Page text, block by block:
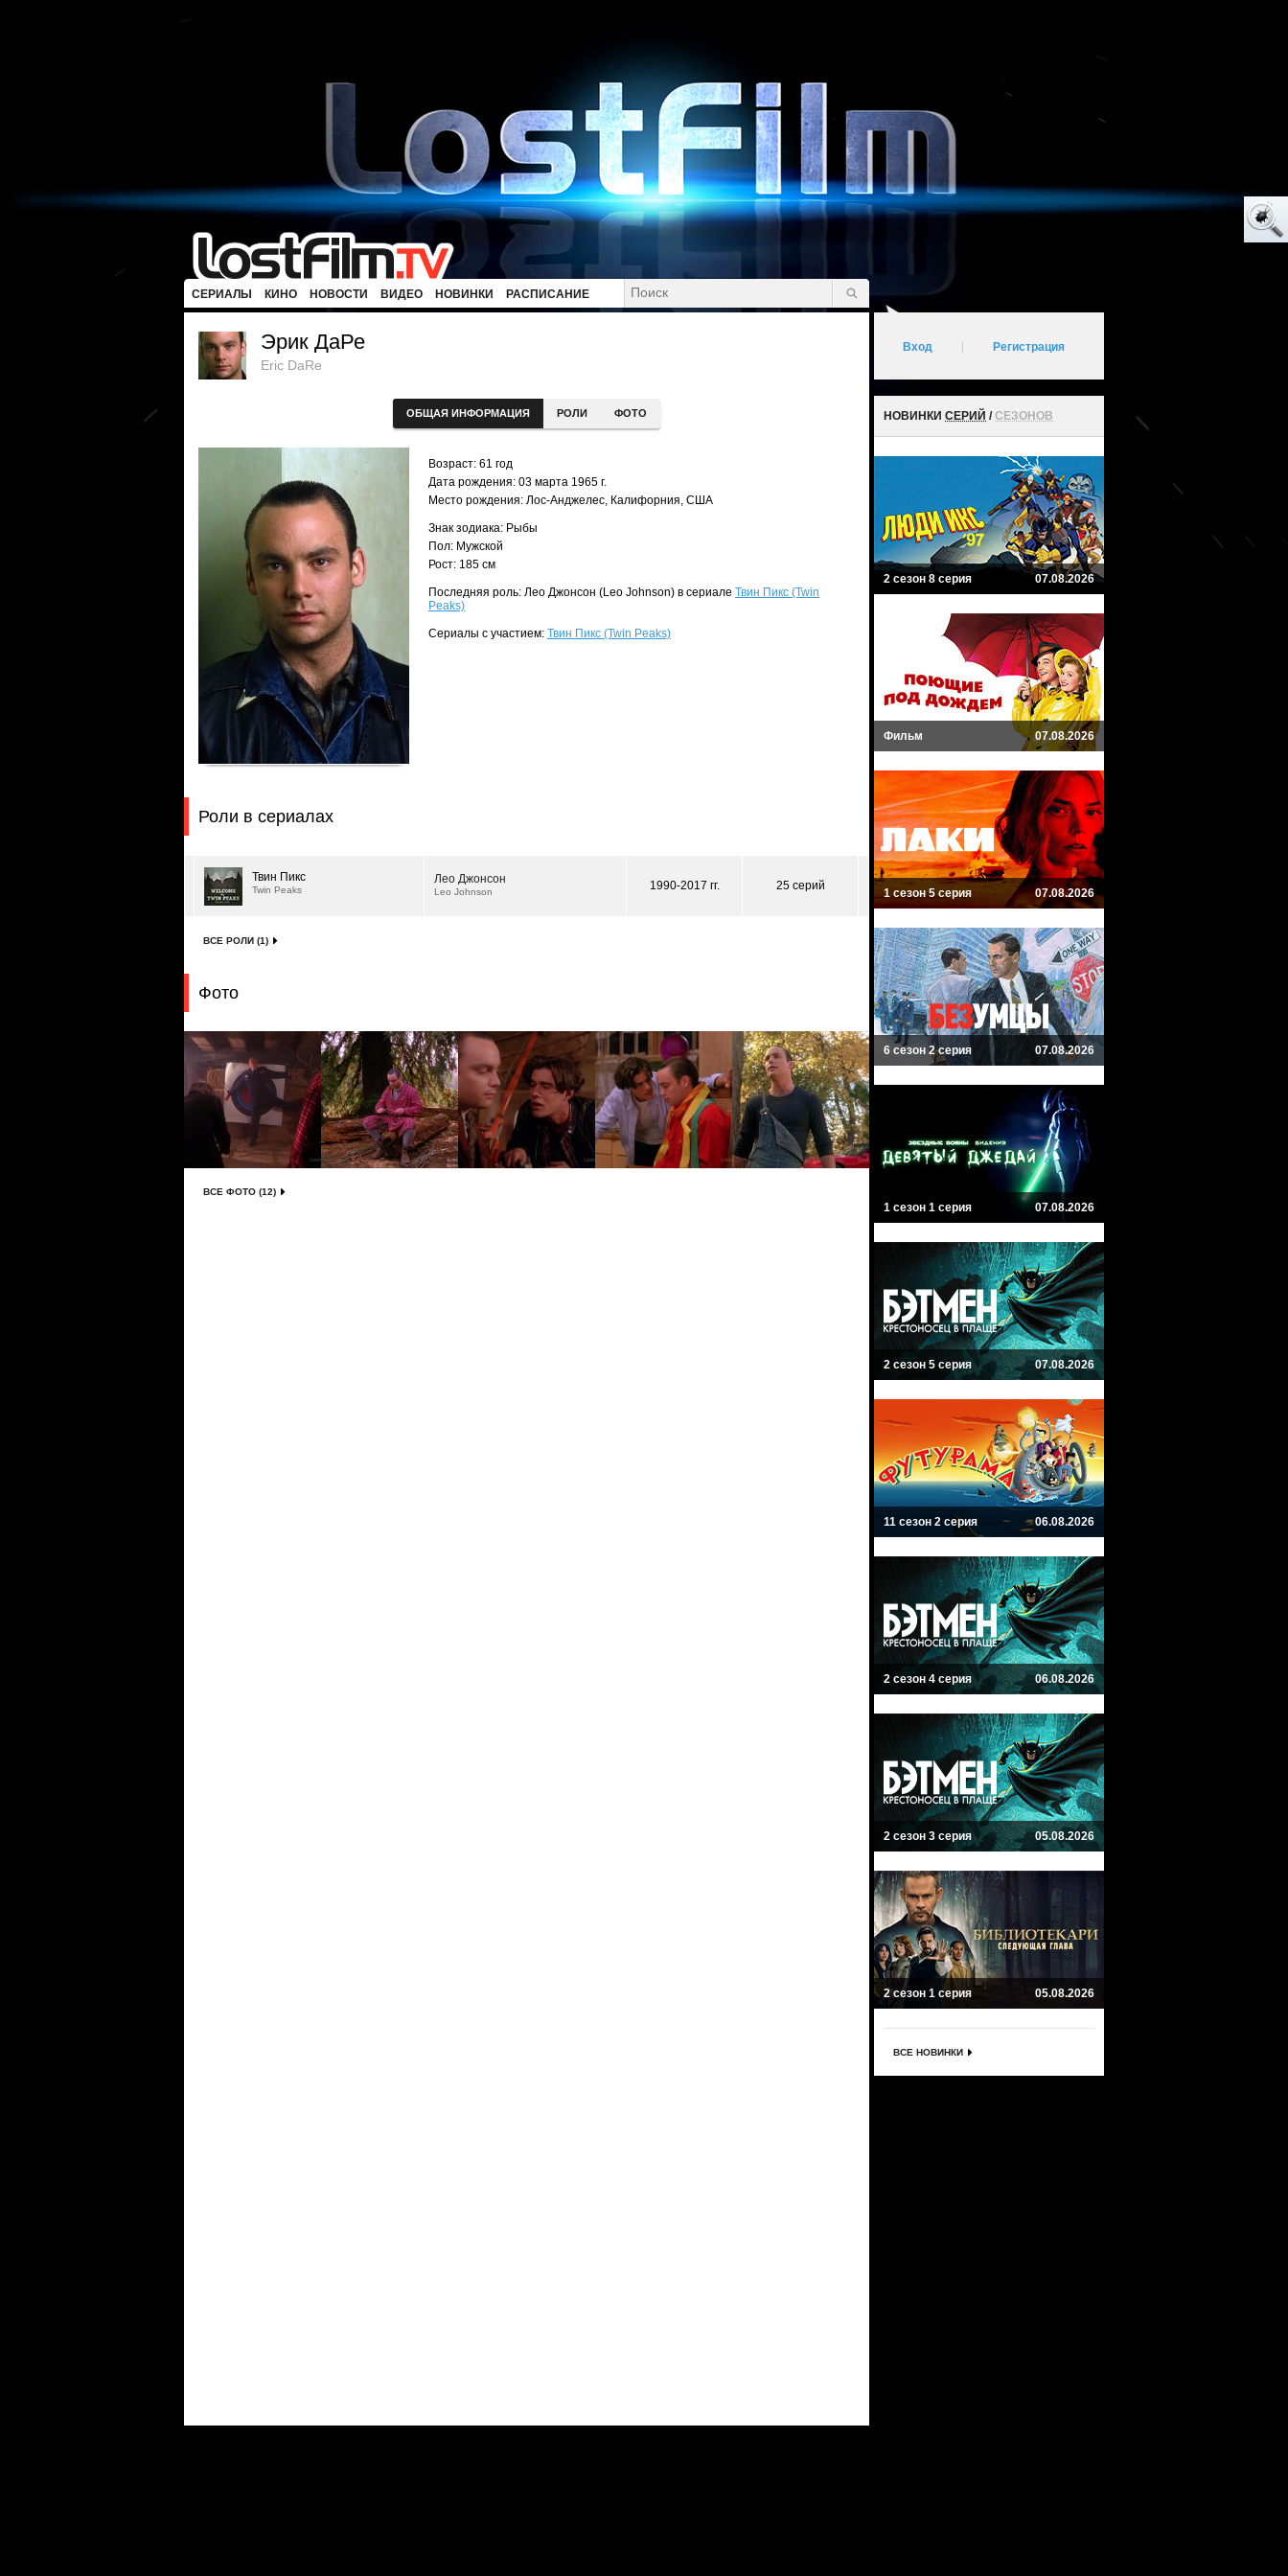
СЕРИАЛЫ КИНО НОВОСТИ ВИДЕО НОВИНКИ РАСПИСАНИЕ
Эрик ДаРе
Eric DaRe
ОБЩАЯ ИНФОРМАЦИЯ РОЛИ ФОТО
Возраст: 61 год
Дата рождения: 03 марта 1965 г.
Место рождения: Лос-Анджелес, Калифорния, США
Знак зодиака: Рыбы
Пол: Мужской
Рост: 185 см
Последняя роль: Лео Джонсон (Leo Johnson) в сериале Твин Пикс (Twin
Peaks)
Сериалы с участием: Твин Пикс (Twin Peaks)
Роли в сериалах
Твин Пикс
Twin Peaks
Лео Джонсон
Leo Johnson 1990-2017 гг. 25 серий
ВСЕ РОЛИ (1)
Фото
ВСЕ ФОТО (12)
Вход Регистрация
НОВИНКИ СЕРИЙ /СЕЗОНОВ
2 сезон 8 серия 07.08.2026
Фильм 07.08.2026
1 сезон 5 серия 07.08.2026
6 сезон 2 серия 07.08.2026
1 сезон 1 серия 07.08.2026
2 сезон 5 серия 07.08.2026
11 сезон 2 серия 06.08.2026
2 сезон 4 серия 06.08.2026
2 сезон 3 серия 05.08.2026
2 сезон 1 серия 05.08.2026
ВСЕ НОВИНКИ